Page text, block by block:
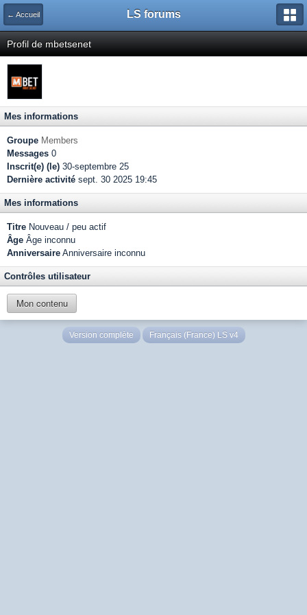
← Accueil LS forums
Profil de mbetsenet
Mes informations
Groupe Members
Messages 0
Inscrit(e) (le) 30-septembre 25
Dernière activité sept. 30 2025 19:45
Mes informations
Titre Nouveau / peu actif
Âge Âge inconnu
Anniversaire Anniversaire inconnu
Contrôles utilisateur
Mon contenu
Version complète Français (France) LS v4